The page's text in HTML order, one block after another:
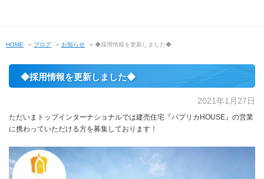
HOME » ブログ » お知らせ » ◆採用情報を更新しました◆
◆採用情報を更新しました◆
2021年1月27日
ただいまトップインターナショナルでは建売住宅『パプリカHOUSE』の営業
に携わっていただける方を募集しております！